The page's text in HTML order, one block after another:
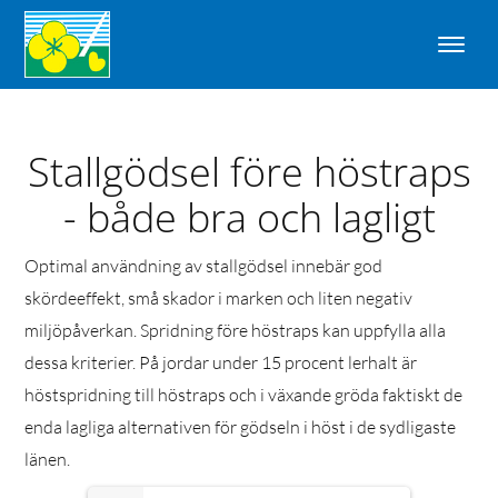
Stallgödsel före höstraps
- både bra och lagligt
Optimal användning av stallgödsel innebär god
skördeeffekt, små skador i marken och liten negativ
miljöpåverkan. Spridning före höstraps kan uppfylla alla
dessa kriterier. På jordar under 15 procent lerhalt är
höstspridning till höstraps och i växande gröda faktiskt de
enda lagliga alternativen för gödseln i höst i de sydligaste
länen.